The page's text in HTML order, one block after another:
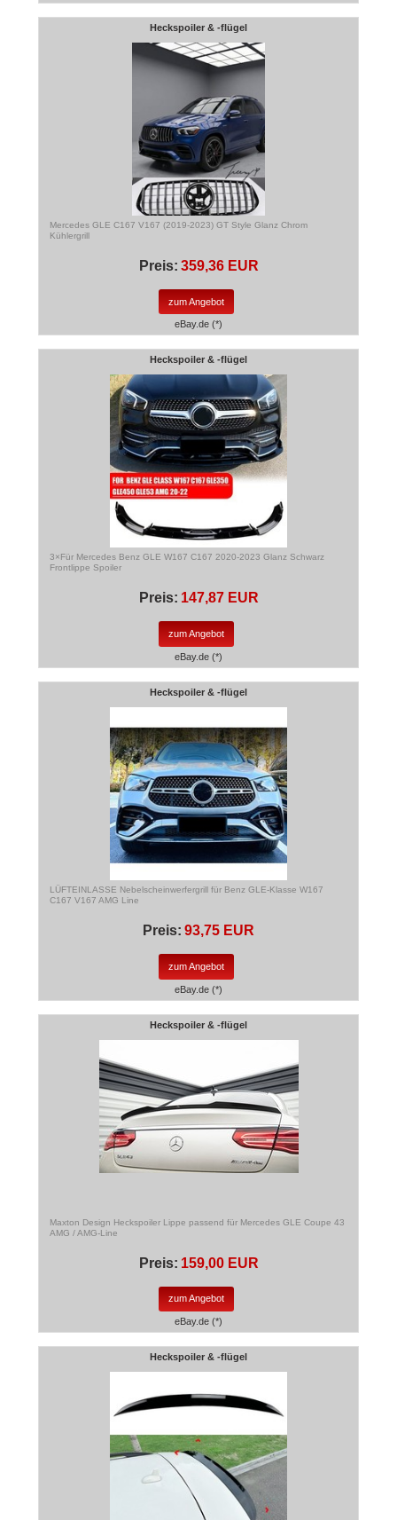
Heckspoiler & -flügel
Mercedes GLE C167 V167 (2019-2023) GT Style Glanz Chrom
Kühlergrill
Preis: 359,36 EUR
zum Angebot
eBay.de (*)
Heckspoiler & -flügel
3×Für Mercedes Benz GLE W167 C167 2020-2023 Glanz Schwarz
Frontlippe Spoiler
Preis: 147,87 EUR
zum Angebot
eBay.de (*)
Heckspoiler & -flügel
LÜFTEINLASSE Nebelscheinwerfergrill für Benz GLE-Klasse W167
C167 V167 AMG Line
Preis: 93,75 EUR
zum Angebot
eBay.de (*)
Heckspoiler & -flügel
Maxton Design Heckspoiler Lippe passend für Mercedes GLE Coupe 43
AMG / AMG-Line
Preis: 159,00 EUR
zum Angebot
eBay.de (*)
Heckspoiler & -flügel